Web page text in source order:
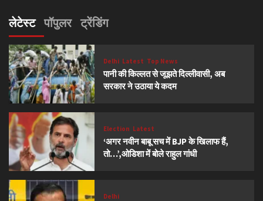
लेटेस्ट पॉपुलर ट्रेंडिंग
Delhi Latest Top News
पानी की किल्लत से जूझते दिल्लीवासी, अब
सरकार ने उठाया ये कदम
Election Latest
‘अगर नवीन बाबू सच में BJP के खिलाफ हैं,
तो…’,ओडिशा में बोले राहुल गांधी
Delhi